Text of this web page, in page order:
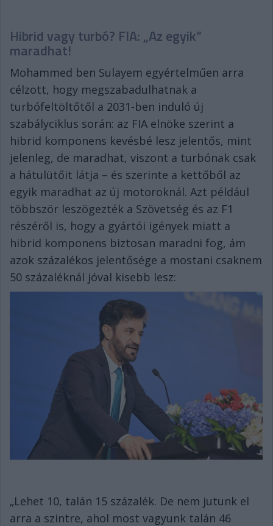
Hibrid vagy turbó? FIA: „Az egyik”
maradhat!
Mohammed ben Sulayem egyértelműen arra
célzott, hogy megszabadulhatnak a
turbófeltöltőtől a 2031-ben induló új
szabályciklus során: az FIA elnöke szerint a
hibrid komponens kevésbé lesz jelentős, mint
jelenleg, de maradhat, viszont a turbónak csak
a hátulütőit látja – és szerinte a kettőből az
egyik maradhat az új motoroknál. Azt például
többször leszögezték a Szövetség és az F1
részéről is, hogy a gyártói igények miatt a
hibrid komponens biztosan maradni fog, ám
azok százalékos jelentősége a mostani csaknem
50 százaléknál jóval kisebb lesz:
„Lehet 10, talán 15 százalék. De nem jutunk el
arra a szintre, ahol most vagyunk talán 46